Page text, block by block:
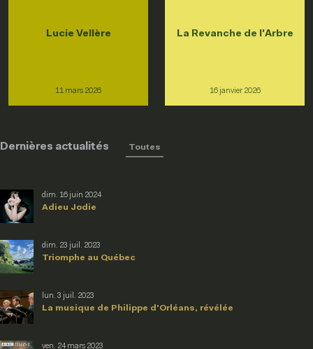
Lucie Vellère
11 mars 2026
La Revanche de l'Arbre
16 janvier 2026
Dernières actualités Toutes
Adieu Jodie
dim. 16 juin 2024
Triomphe au Québec
dim. 23 juil. 2023
La musique de Philippe d'Orléans, révélée
lun. 3 juil. 2023
ven. 24 mars 2023